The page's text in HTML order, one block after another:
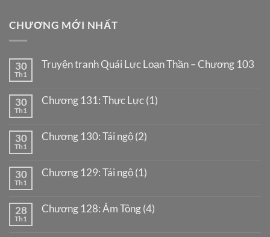
CHƯƠNG MỚI NHẤT
30
Th1
Truyện tranh Quái Lực Loạn Thần – Chương 103
30
Th1
Chương 131: Thực Lực (1)
30
Th1
Chương 130: Tái ngộ (2)
30
Th1
Chương 129: Tái ngộ (1)
28
Th1
Chương 128: Ám Tông (4)